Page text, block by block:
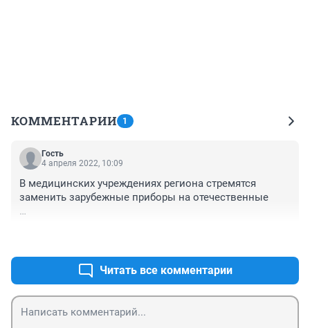
КОММЕНТАРИИ 1
Гость
4 апреля 2022, 10:09
В медицинских учреждениях региона стремятся
заменить зарубежные приборы на отечественные
Читать все комментарии